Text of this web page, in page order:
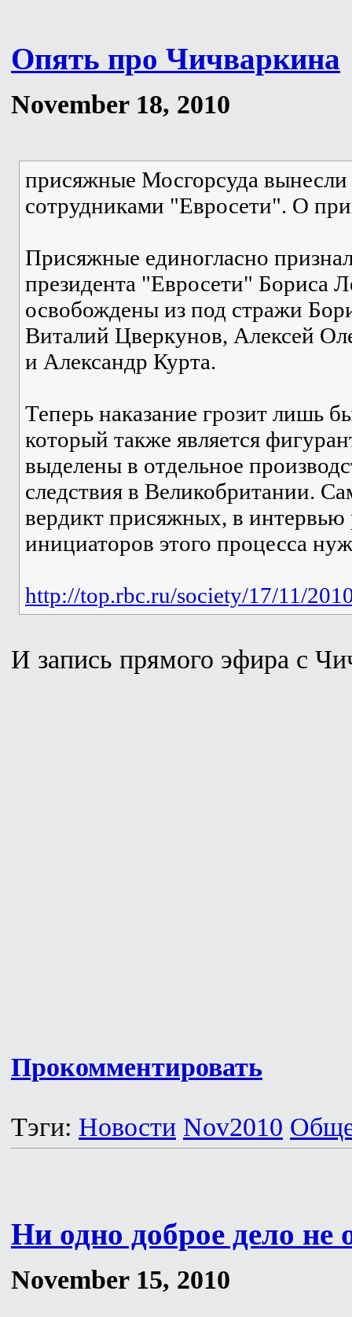
Опять про Чичваркина
November 18, 2010
присяжные Мосгорсуда
сотрудниками "Евросети". О
Присяжные единогласно
президента "Евросети" Бориса
освобождены из под стражи
Виталий Цверкунов, Алексей
и Александр Курта.
Теперь наказание грозит лишь
который также является
выделены в отдельное
следствия в Великобритании.
вердикт присяжных, в
инициаторов этого процесса
http://top.rbc.ru/society/17/11/
И запись прямого эфира с
Прокомментировать
Тэги: Новости Nov2010
Ни одно доброе дело не
November 15, 2010